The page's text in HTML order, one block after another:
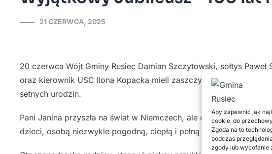
Aby zapewnić jak
cookie, do
Zgoda na te
podczas
zgody lub wycofanie
21 CZERWCA, 2025
20 czerwca Wójt Gminy Rusiec Damian Szczytowski, sołtys
oraz kierownik USC Ilona Kopacka mieli zaszczyt złożyć
setnych urodzin.
Pani Janina przyszła na świat w Niemczech, ale od trzeciego
dzieci, osobą niezwykle pogodną, ciepłą i pełną radości życia –